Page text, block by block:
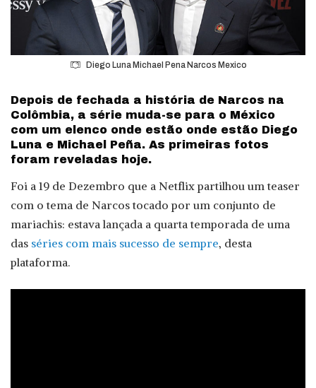
Diego Luna Michael Pena Narcos Mexico
Depois de fechada a história de Narcos na
Colômbia, a série muda-se para o México
com um elenco onde estão onde estão Diego
Luna e Michael Peña. As primeiras fotos
foram reveladas hoje.
Foi a 19 de Dezembro que a Netflix partilhou um teaser
com o tema de Narcos tocado por um conjunto de
mariachis: estava lançada a quarta temporada de uma
das séries com mais sucesso de sempre, desta
plataforma.